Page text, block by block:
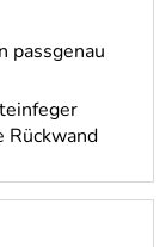
passgenau
Rückwand